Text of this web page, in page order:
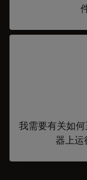
我需要有关如
器上运